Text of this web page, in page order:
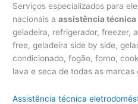
Serviços especializados para
nacionais aassistência
geladeira, refrigerador, freezer,
free, geladeira side by side,
condicionado, fogão, forno,
lava e seca de todas as marcas
Assistência técnica